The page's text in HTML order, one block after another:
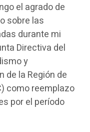
el agrado de
sobre las
durante mi
Directiva del
y
de la Región de
como reemplazo
por el período